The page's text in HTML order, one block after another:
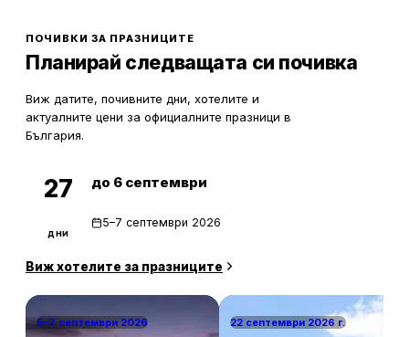
ПОЧИВКИ ЗА ПРАЗНИЦИТЕ
Планирай следващата си почивка
Виж датите, почивните дни, хотелите и
актуалните цени за официалните празници в
България.
27
дни
до 6 септември
5–7 септември 2026
Виж хотелите за празниците
5–7 септември 2026 22 септември 2026 г.